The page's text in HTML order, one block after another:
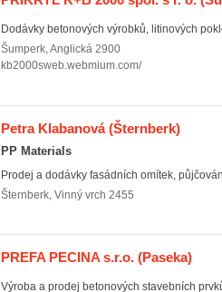
Dodávky betonových výrobků, litinových
Šumperk,Anglická 2900
kb2000sweb.webmium.com/
Petra Klabanová(Šternberk)
PP Materials
Prodej a dodávky fasádních omítek,
Šternberk, Vinný vrch 2455
PREFA PECINA s.r.o. (Paseka)
Výroba a prodej betonových stavebních